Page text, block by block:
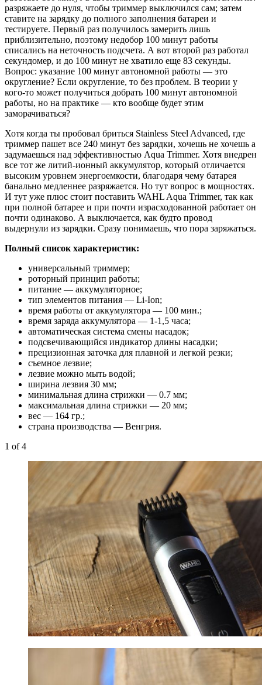
разряжаете до нуля, чтобы триммер выключился сам; затем
ставите на зарядку до полного заполнения батареи и
тестируете. Первый раз получилось замерить лишь
приблизительно, поэтому недобор 100 минут работы
списались на неточность подсчета. А вот второй раз работал
секундомер, и до 100 минут не хватило еще 83 секунды.
Вопрос: указание 100 минут автономной работы — это
округление? Если округление, то без проблем. В теории у
кого-то может получиться добрать 100 минут автономной
работы, но на практике — кто вообще будет этим
заморачиваться?
Хотя когда ты пробовал бриться Stainless Steel Advanced, где
триммер пашет все 240 минут без зарядки, хочешь не хочешь а
задумаешься над эффективностью Aqua Trimmer. Хотя внедрен
все тот же литий-ионный аккумулятор, который отличается
высоким уровнем энергоемкости, благодаря чему батарея
банально медленнее разряжается. Но тут вопрос в мощностях.
И тут уже плюс стоит поставить WAHL Aqua Trimmer, так как
при полной батарее и при почти израсходованной работает он
почти одинаково. А выключается, как будто провод
выдернули из зарядки. Сразу понимаешь, что пора заряжаться.
Полный список характеристик:
универсальный триммер;
роторный принцип работы;
питание — аккумуляторное;
тип элементов питания — Li-Ion;
время работы от аккумулятора — 100 мин.;
время заряда аккумулятора — 1-1,5 часа;
автоматическая система смены насадок;
подсвечивающийся индикатор длины насадки;
прецизионная заточка для плавной и легкой резки;
съемное лезвие;
лезвие можно мыть водой;
ширина лезвия 30 мм;
минимальная длина стрижки — 0.7 мм;
максимальная длина стрижки — 20 мм;
вес — 164 гр.;
страна производства — Венгрия.
1 of 4